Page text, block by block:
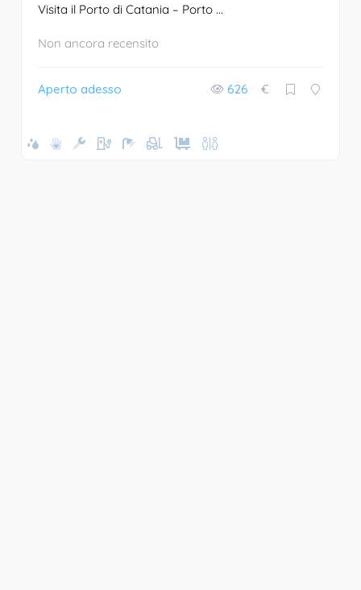
Visita il Porto di Catania – Porto ...
Non ancora recensito
Aperto adesso 626 €